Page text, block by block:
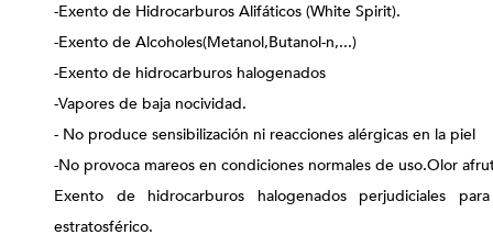
-Exento de Hidrocarburos Alifáticos (White Spirit).
-Exento de Alcoholes(Metanol,Butanol-n,...)
-Exento de hidrocarburos halogenados
-Vapores de baja nocividad.
- No produce sensibilización ni reacciones alérgicas en la piel
-No provoca mareos en condiciones normales de uso.Olor
Exento de hidrocarburos halogenados perjudiciales
estratosférico.